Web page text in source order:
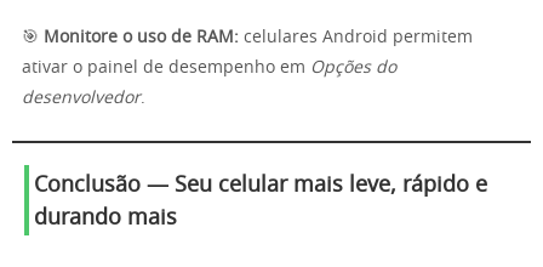
🎯 Monitore o uso de RAM: celulares Android permitem
ativar o painel de desempenho em Opções do
desenvolvedor.
Conclusão — Seu celular mais leve, rápido e
durando mais